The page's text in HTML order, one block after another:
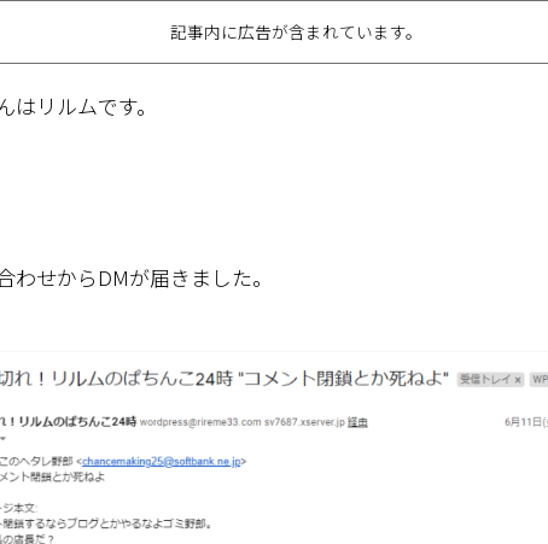
記事内に広告が含まれています。
はリルムです。
わせからDMが届きました。